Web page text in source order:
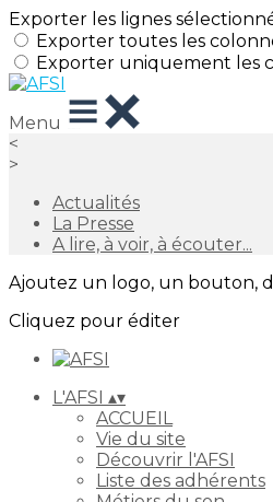
Exporter les lignes
Exporter toutes les
Exporter uniquement les
Menu
<
>
Actualités
La Presse
A lire, à voir, à écouter...
Ajoutez un logo, un bouton,
Cliquez pour éditer
L'AFSI ▴▾
ACCUEIL
Vie du site
Découvrir l'AFSI
Liste des adhérents